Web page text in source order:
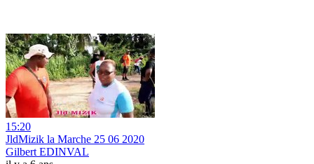
15:20
JldMizik la Marche 25 06 2020
Gilbert EDINVAL